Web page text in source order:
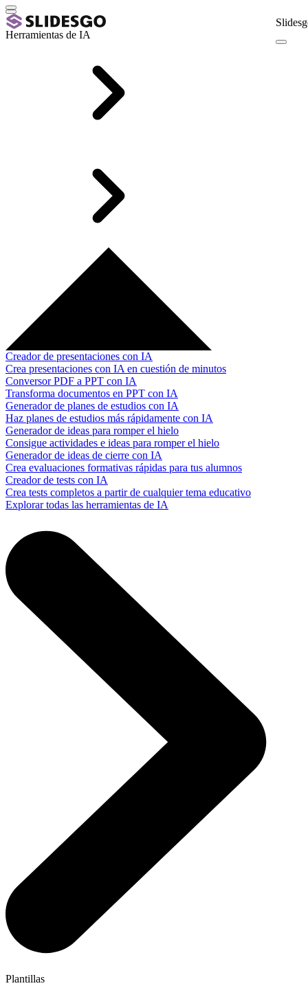
Herramientas de IA
Creador de presentaciones con IA
Crea presentaciones con IA en cuestión de minutos
Conversor PDF a PPT con IA
Transforma documentos en PPT con IA
Generador de planes de estudios con IA
Haz planes de estudios más rápidamente con IA
Generador de ideas para romper el hielo
Consigue actividades e ideas para romper el hielo
Generador de ideas de cierre con IA
Crea evaluaciones formativas rápidas para tus alumnos
Creador de tests con IA
Crea tests completos a partir de cualquier tema educativo
Explorar todas las herramientas de IA
Plantillas